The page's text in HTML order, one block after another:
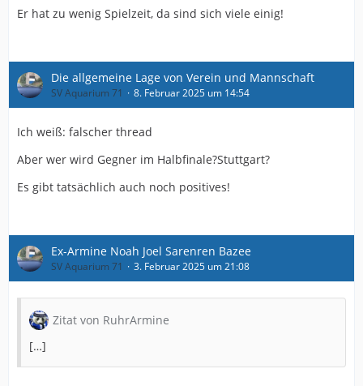
Er hat zu wenig Spielzeit, da sind sich viele einig!
Die allgemeine Lage von Verein und Mannschaft
SV Aquarium 71 8. Februar 2025 um 14:54
Ich weiß: falscher thread
Aber wer wird Gegner im Halbfinale?Stuttgart?
Es gibt tatsächlich auch noch positives!
Ex-Armine Noah Joel Sarenren Bazee
SV Aquarium 71 3. Februar 2025 um 21:08
Zitat von RuhrArmine
[…]